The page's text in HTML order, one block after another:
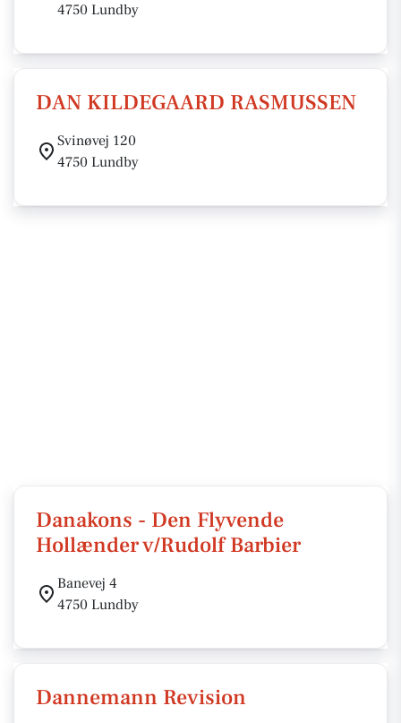
4750 Lundby
DAN KILDEGAARD RASMUSSEN
Svinøvej 120
4750 Lundby
Danakons - Den Flyvende
Hollænder v/Rudolf Barbier
Banevej 4
4750 Lundby
Dannemann Revision